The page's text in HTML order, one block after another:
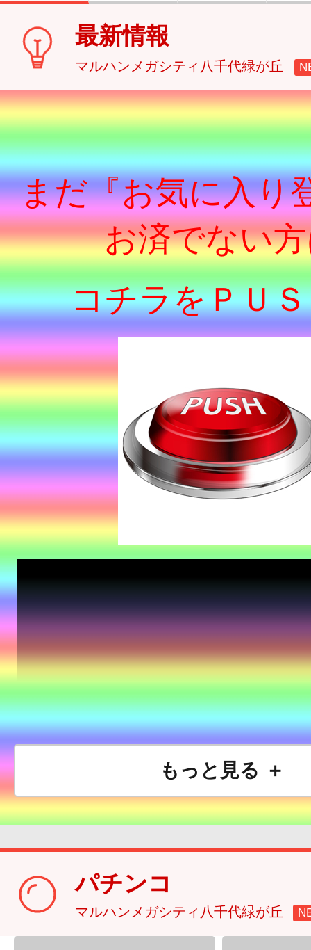
最新情報
マルハンメガシティ八千代緑が丘
まだ『お気に入り
お済でない
コチラをＰＵ
もっと見る ＋
パチンコ
マルハンメガシティ八千代緑が丘